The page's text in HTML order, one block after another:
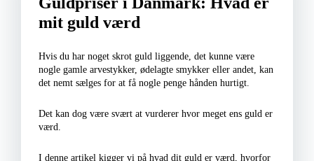
mit guld værd
Hvis du har noget skrot guld liggende, det kunne være
nogle gamle arvestykker, ødelagte smykker eller andet, kan
det nemt sælges for at få nogle penge hånden hurtigt.
Det kan dog være svært at vurderer hvor meget ens guld er
værd.
I denne artikel kigger vi på hvad dit guld er værd, hvorfor